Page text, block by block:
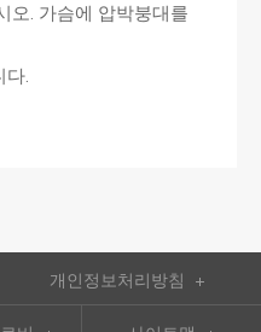
오. 가슴에 압박붕대를
.
개인정보처리방침